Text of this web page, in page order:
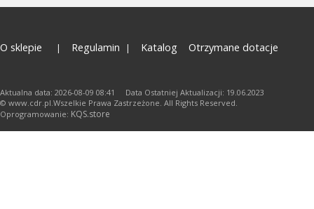
O sklepie Regulamin Katalog Otrzymane dotacje
Aktualna data: 2026-08-09 08:41 Data Ostatniej Aktualizacji: 19.06.2023
© www.cdr.pl.Wszelkie Prawa Zastrzeżone. All Rights Reserved.
Oprogramowanie: KQS.store